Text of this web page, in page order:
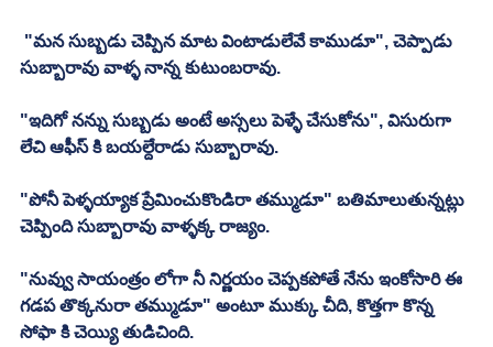
సుబ్బారావు వాళ్ళ నాన్న కుటుంబరావు.
"ఇదిగో నన్ను సుబ్బడు అంటే అస్సలు పెళ్ళే చేసుకోను", విసురుగా
లేచి ఆఫీస్ కి బయల్దేరాడు సుబ్బారావు.
"పోనీ పెళ్ళయ్యాక ప్రేమించుకొండిరా తమ్ముడూ" బతిమాలుతున్నట్లు
చెప్పింది సుబ్బారావు వాళ్ళక్క రాజ్యం.
"నువ్వు సాయంత్రం లోగా నీ నిర్ణయం చెప్పకపోతే నేను ఇంకోసారి ఈ
గడప తొక్కనురా తమ్ముడూ" అంటూ ముక్కు చీది, కొత్తగా కొన్న
సోఫా కి చెయ్యి తుడిచింది.